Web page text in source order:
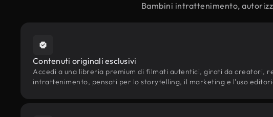
Bambini intrattenimento,
Contenuti originali esclusivi
Accedi a una libreria premium di filmati autentici, girati da creatori,
intrattenimento, pensati per lo storytelling, il marketing e l'uso